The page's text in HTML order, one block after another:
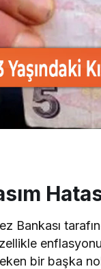
Bankası
bir başka